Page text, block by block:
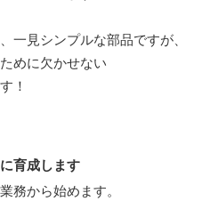
一見シンプルな部品ですが、
めに欠かせない
！
育成します
務から始めます。